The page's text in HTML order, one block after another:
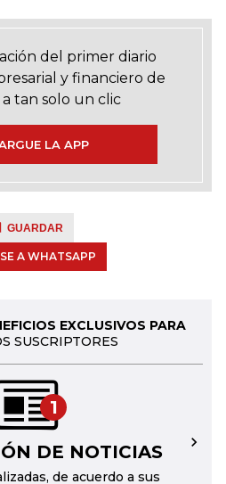
del primer diario
y financiero de
tan solo un clic
LA APP
GUARDAR
A WHATSAPP
EXCLUSIVOS PARA
SUSCRIPTORES
1
DE NOTICIAS
de acuerdo a sus
→